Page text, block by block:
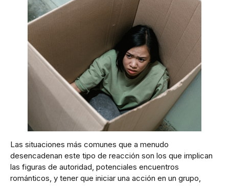
Las situaciones más comunes que a menudo
desencadenan este tipo de reacción son los que implican
las figuras de autoridad, potenciales encuentros
románticos, y tener que iniciar una acción en un grupo,